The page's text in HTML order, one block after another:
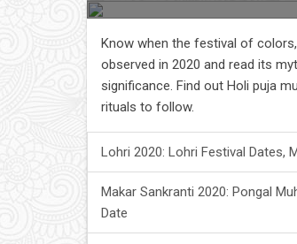
Know when the festival of
observed in 2020 and read its
significance. Find out Holi puja
rituals to follow.
Lohri 2020: Lohri Festival Dates,
Makar Sankranti 2020: Pongal
Date